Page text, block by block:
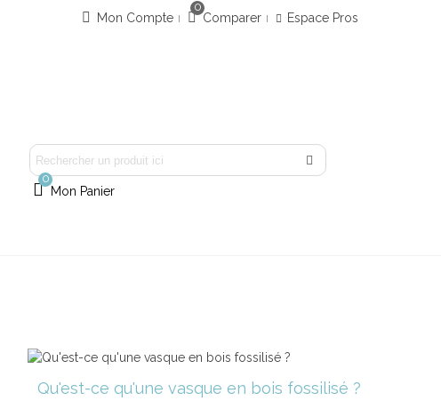
Mon Compte
0
Comparer Espace Pros
0
Mon Panier
Qu'est-ce qu'une vasque en bois fossilisé ?